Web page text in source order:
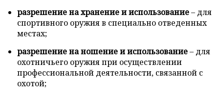
разрешение на хранение и использование– для
спортивного оружия в специально отведенных
местах;
разрешение на ношение и использование– для
охотничьего оружия при осуществлении
профессиональной деятельности, связанной с
охотой;